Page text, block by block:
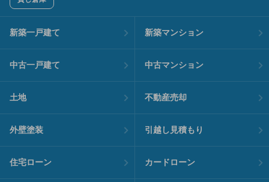
新築一戸建て 新築マンション
中古一戸建て 中古マンション
土地 不動産売却
外壁塗装 引越し見積もり
住宅ローン カードローン